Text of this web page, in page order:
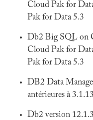
Cloud Pak for
Pak for Data 5.3
Db2 Big SQL on
Cloud Pak for
Pak for Data 5.3
DB2 Data
antérieures à
Db2 version